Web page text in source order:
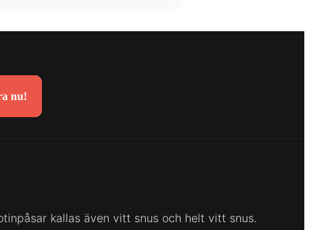
nu!
kallas även vitt snus och helt vitt snus.